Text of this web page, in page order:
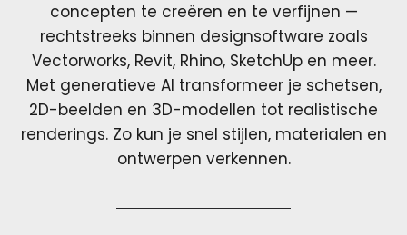
concepten te creëren en te verfijnen —
rechtstreeks binnen designsoftware zoals
Vectorworks, Revit, Rhino, SketchUp en meer.
Met generatieve AI transformeer je schetsen,
2D-beelden en 3D-modellen tot realistische
renderings. Zo kun je snel stijlen, materialen en
ontwerpen verkennen.